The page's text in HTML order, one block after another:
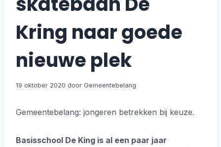
Kring naar goede
nieuwe plek
19 oktober 2020
Gemeentebelang: jongeren betrekken bij keuze.
Basisschool De King is al een paar jaar